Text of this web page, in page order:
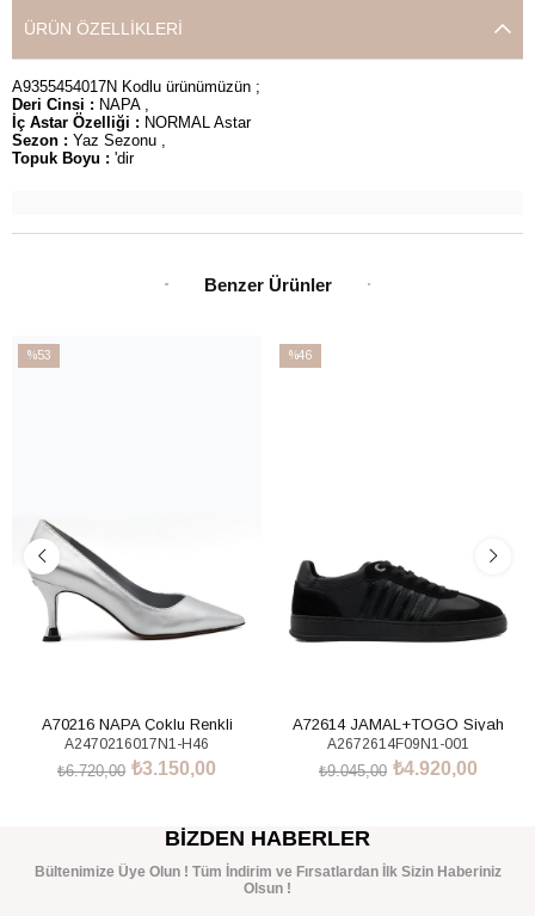
ÜRÜN ÖZELLIKLERI
A9355454017N Kodlu ürünümüzün ;
Deri Cinsi : NAPA ,
İç Astar Özelliği : NORMAL Astar
Sezon : Yaz Sezonu ,
Topuk Boyu : 'dir
Benzer Ürünler
%53
A70216 NAPA Çoklu Renkli
A2470216017N1-H46
₺3.150,00
₺6.720,00
%46
A72614 JAMAL+TOGO Siyah
Sneakers Ayakkabı
A2672614F09N1-001
₺4.920,00
₺9.045,00
BIZDEN HABERLER
Bültenimize Üye Olun ! Tüm İndirim ve Fırsatlardan İlk Sizin Haberiniz
Olsun !